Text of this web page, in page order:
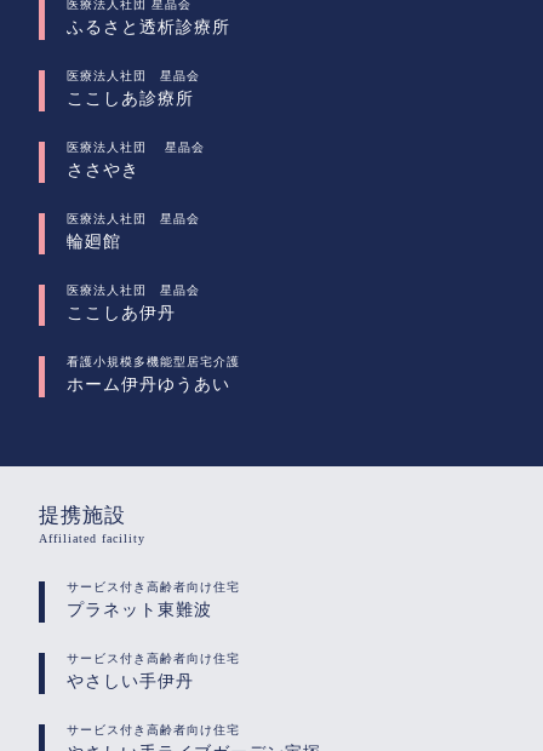
医療法人社団 星晶会
ふるさと透析診療所
医療法人社団 星晶会
ここしあ診療所
医療法人社団 星晶会
ささやき
医療法人社団 星晶会
輪廻館
医療法人社団 星晶会
ここしあ伊丹
看護小規模多機能型居宅介護
ホーム伊丹ゆうあい
提携施設
Affiliated facility
サービス付き高齢者向け住宅
プラネット東難波
サービス付き高齢者向け住宅
やさしい手伊丹
サービス付き高齢者向け住宅